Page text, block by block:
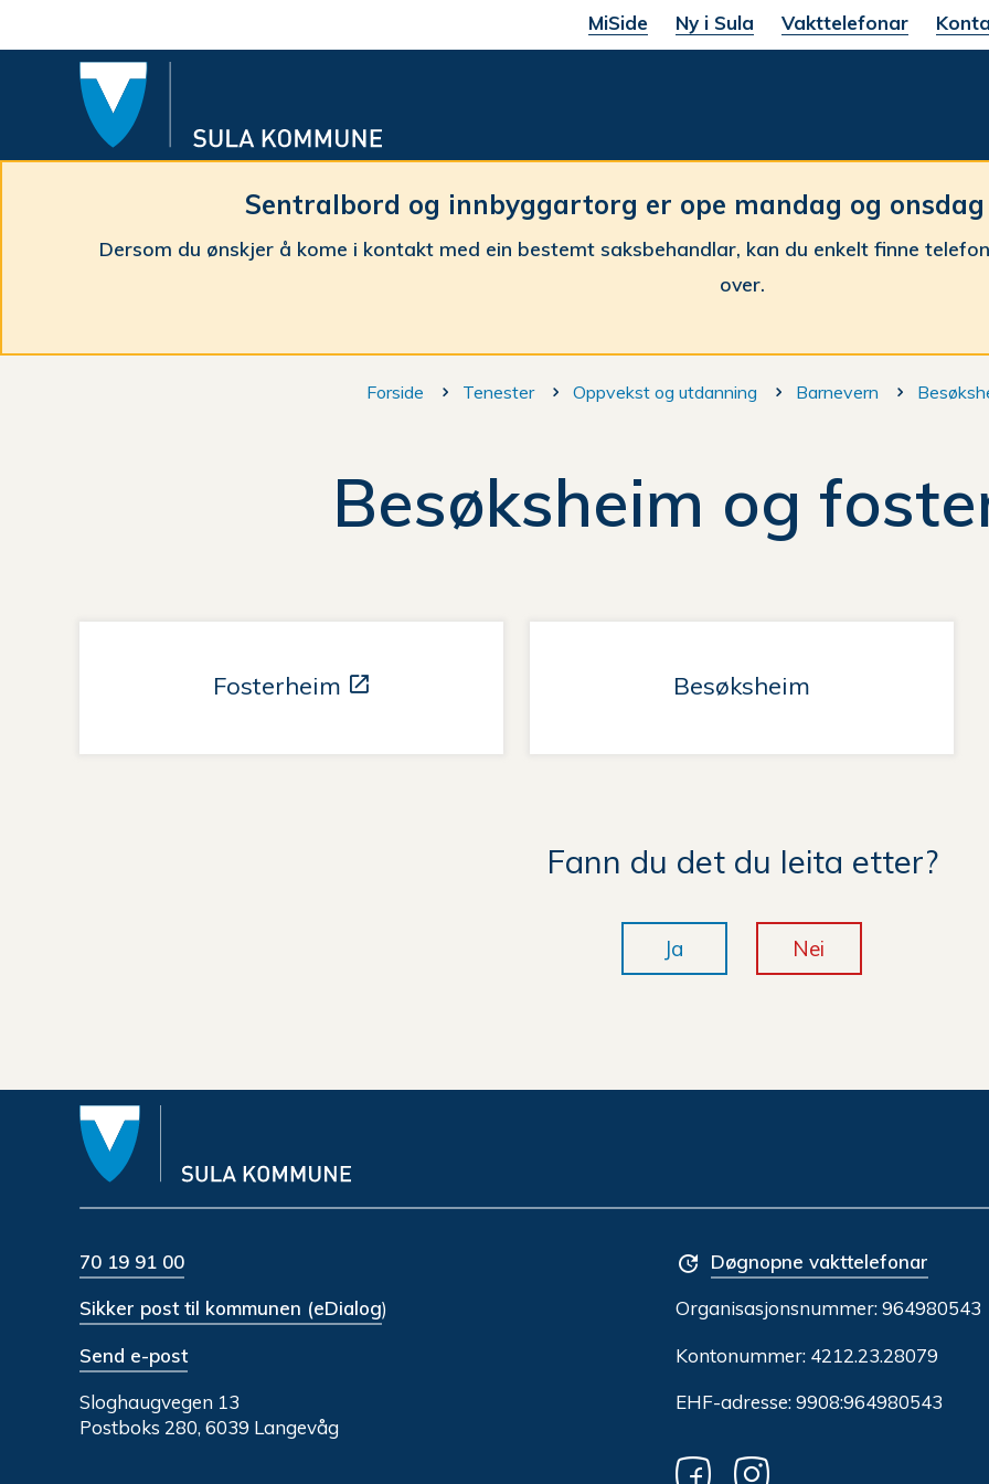
MiSide Ny i Sula Vakttelefonar
kommune
Sentralbord og innbyggartorg er ope mandag og onsdag
Dersom du ønskjer å kome i kontakt med ein bestemt saksbehandlar, kan du enkelt finne
over.
Du
her:
Forside Tenester Oppvekst og utdanning Barnevern
Besøksheim og
Fosterheim Besøksheim
Fann du det du leita etter?
Ja Nei
70 19 91 00
Sikker post til kommunen (eDialog)
Send e-post
Sloghaugvegen 13
Postboks 280, 6039 Langevåg
Døgnopne vakttelefonar
Organisasjonsnummer:964980543
Kontonummer: 4212.23.28079
EHF-adresse: 9908:964980543